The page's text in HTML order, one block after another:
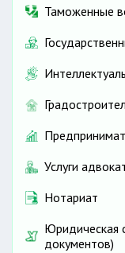
Таможенные
Услуги
Нотариат
Юридическая
документов)